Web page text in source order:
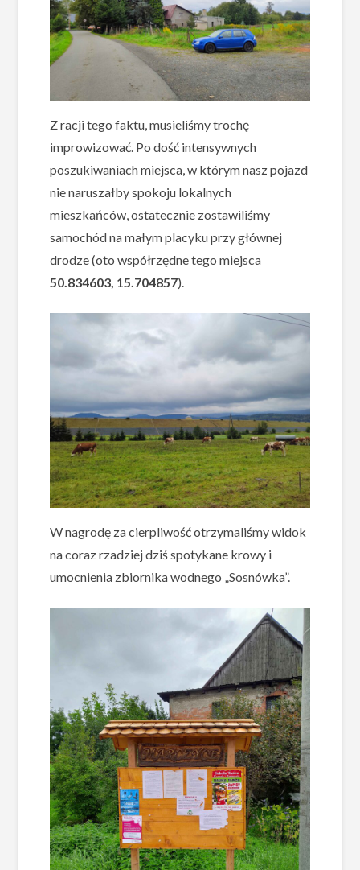
Z racji tego faktu, musieliśmy trochę
improwizować. Po dość intensywnych
poszukiwaniach miejsca, w którym nasz pojazd
nie naruszałby spokoju lokalnych
mieszkańców, ostatecznie zostawiliśmy
samochód na małym placyku przy głównej
drodze (oto współrzędne tego miejsca
50.834603, 15.704857).
W nagrodę za cierpliwość otrzymaliśmy widok
na coraz rzadziej dziś spotykane krowy i
umocnienia zbiornika wodnego „Sosnówka”.